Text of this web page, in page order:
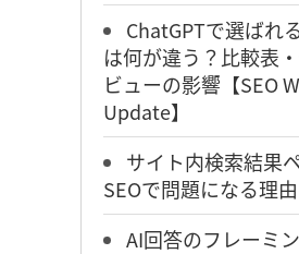
ChatGPTで選ばれ
は何が違う？比較表
ビューの影響【SEO
Update】
サイト内検索結果
SEOで問題になる理
AI回答のフレーミ